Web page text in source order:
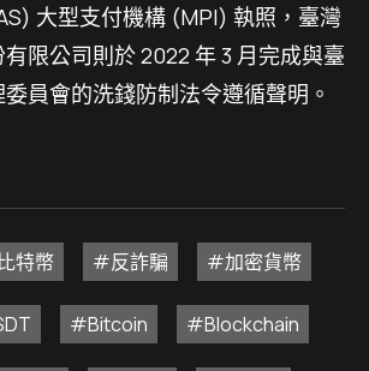
大型支付機構 (MPI) 執照，臺灣
限公司則於 2022 年 3 月完成與臺
員會的洗錢防制法令遵循聲明。
特幣 #反詐騙 #加密貨幣
#Bitcoin #Blockchain